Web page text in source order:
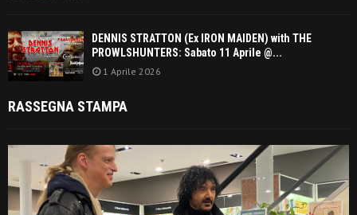
DENNIS STRATTON (Ex IRON MAIDEN) with THE
PROWLSHUNTERS: Sabato 11 Aprile @...
1 Aprile 2026
RASSEGNA STAMPA